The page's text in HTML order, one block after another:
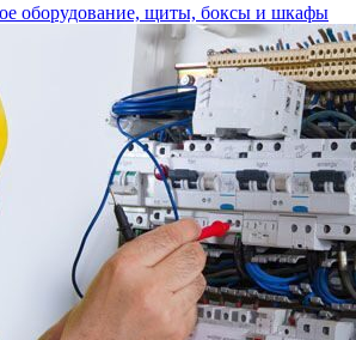
оборудование, щиты, боксы и шкафы